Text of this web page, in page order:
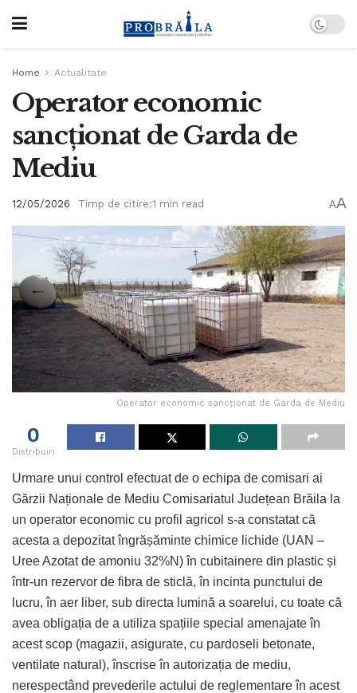
Home Actualitate
Operator economic
sancționat de Garda de
Mediu
12/05/2026 Timp de citire:1 min read AA
Operator economic sancționat de Garda de Mediu
0
Distribuiri
Urmare unui control efectuat de o echipa de comisari ai
Gărzii Naționale de Mediu Comisariatul Județean Brăila la
un operator economic cu profil agricol s-a constatat că
acesta a depozitat îngrășăminte chimice lichide (UAN –
Uree Azotat de amoniu 32%N) în cubitainere din plastic și
într-un rezervor de fibra de sticlă, în incinta punctului de
lucru, în aer liber, sub directa lumină a soarelui, cu toate că
avea obligația de a utiliza spațiile special amenajate în
acest scop (magazii, asigurate, cu pardoseli betonate,
ventilate natural), înscrise în autorizația de mediu,
nerespectând prevederile actului de reglementare în acest